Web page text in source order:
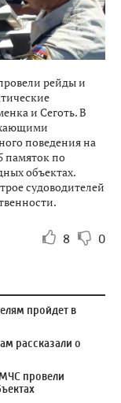
рейды и
и Сеготь. В
поведения на
памяток по
объектах.
судоводителей
8 0
пройдет в
рассказали о
провели